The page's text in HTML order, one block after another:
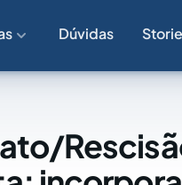
Dúvidas